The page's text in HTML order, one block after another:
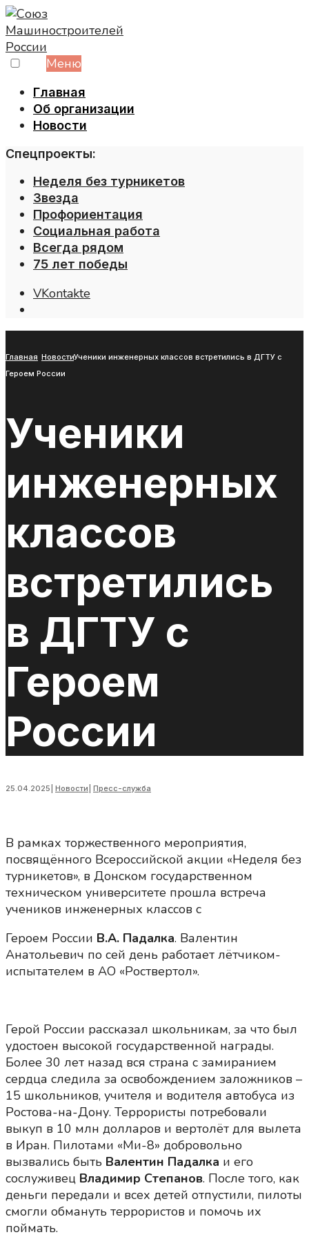
Skip
to
content
Меню
Главная
Об организации
Новости
Спецпроекты:
Неделя без турникетов
Звезда
Профориентация
Социальная работа
Всегда рядом
75 лет победы
VKontakte
Главная НовостиУченики инженерных классов встретились в ДГТУ с
Героем России
Ученики
инженерных
классов
встретились
в ДГТУ с
Героем
России
25.04.2025 Новости Пресс-служба
В рамках торжественного мероприятия,
посвящённого Всероссийской акции «Неделя без
турникетов», в Донском государственном
техническом университете прошла встреча
учеников инженерных классов с
Героем России В.А. Падалка. Валентин
Анатольевич по сей день работает лётчиком-
испытателем в АО «Роствертол».
Герой России рассказал школьникам, за что был
удостоен высокой государственной награды.
Более 30 лет назад вся страна с замиранием
сердца следила за освобождением заложников –
15 школьников, учителя и водителя автобуса из
Ростова-на-Дону. Террористы потребовали
выкуп в 10 млн долларов и вертолёт для вылета
в Иран. Пилотами «Ми-8» добровольно
вызвались быть Валентин Падалка и его
сослуживец Владимир Степанов. После того, как
деньги передали и всех детей отпустили, пилоты
смогли обмануть террористов и помочь их
поймать.